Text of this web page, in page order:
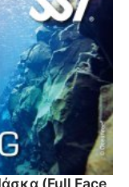
(Full Face